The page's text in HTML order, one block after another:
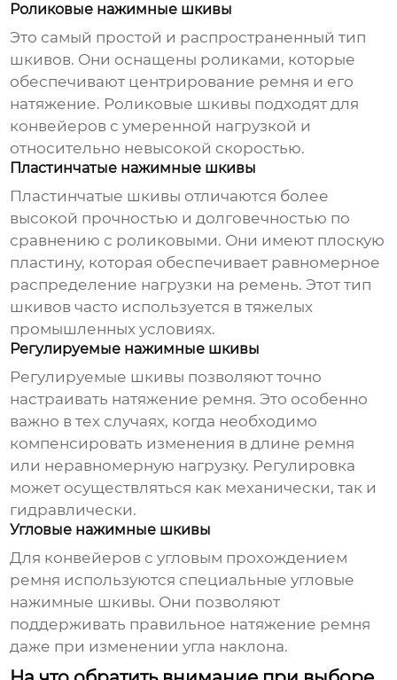
Роликовые нажимные шкивы
Это самый простой и распространенный тип
шкивов. Они оснащены роликами, которые
обеспечивают центрирование ремня и его
натяжение. Роликовые шкивы подходят для
конвейеров с умеренной нагрузкой и
относительно невысокой скоростью.
Пластинчатые нажимные шкивы
Пластинчатые шкивы отличаются более
высокой прочностью и долговечностью по
сравнению с роликовыми. Они имеют плоскую
пластину, которая обеспечивает равномерное
распределение нагрузки на ремень. Этот тип
шкивов часто используется в тяжелых
промышленных условиях.
Регулируемые нажимные шкивы
Регулируемые шкивы позволяют точно
настраивать натяжение ремня. Это особенно
важно в тех случаях, когда необходимо
компенсировать изменения в длине ремня
или неравномерную нагрузку. Регулировка
может осуществляться как механически, так и
гидравлически.
Угловые нажимные шкивы
Для конвейеров с угловым прохождением
ремня используются специальные угловые
нажимные шкивы. Они позволяют
поддерживать правильное натяжение ремня
даже при изменении угла наклона.